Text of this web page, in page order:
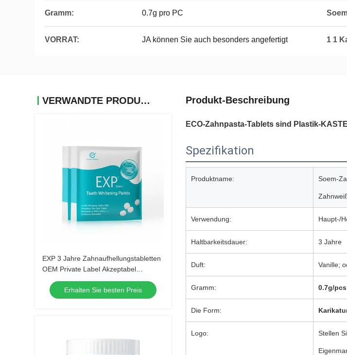
Gramm: 0.7g pro PC
VORRAT: JA können Sie auch besonders angefertigt 1 1
VERWANDTE PRODUKTE
EXP 3 Jahre Zahnaufhellungstabletten
OEM Private Label Akzeptabel
Mundpflege-Tabletten Entwickelt für
Zahnkliniken und
Schönheitsspezialisten
Erhalten Sie besten Preis
Produkt-Beschreibung
ECO-Zahnpasta-Tablets sind Plastik-
Spezifikation
Produktname: Soem-
Verwendung: Haupt-/
Haltbarkeitsdauer: 3 Jahre
Duft: Vanille;
Gramm: 0.7g/
Die Form:
Logo: Stellen